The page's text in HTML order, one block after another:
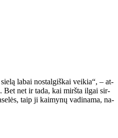
la­bai nos­tal­giš­kai vei­kia“, – at­
Bet net ir ta­da, kai mirš­ta il­gai sir­
taip ji kai­my­nų va­di­na­ma, na­